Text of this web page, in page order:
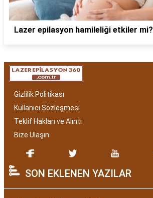
Lazer epilasyon hamileliği etkiler mi?
Gizlilik Politikası
Kullanıcı Sözleşmesi
Teklif Hakları ve Alıntı
Bize Ulaşın
SON EKLENEN YAZILAR